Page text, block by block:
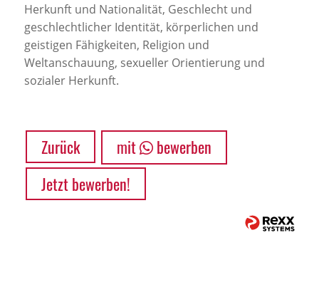
Herkunft und Nationalität, Geschlecht und
geschlechtlicher Identität, körperlichen und
geistigen Fähigkeiten, Religion und
Weltanschauung, sexueller Orientierung und
sozialer Herkunft.
Zurück mit
bewerben
Jetzt bewerben!